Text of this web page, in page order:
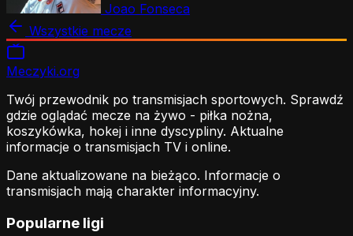
Joao Fonseca
Wszystkie mecze
Meczyki.org
Twój przewodnik po transmisjach sportowych. Sprawdź
gdzie oglądać mecze na żywo - piłka nożna,
koszykówka, hokej i inne dyscypliny. Aktualne
informacje o transmisjach TV i online.
Dane aktualizowane na bieżąco. Informacje o
transmisjach mają charakter informacyjny.
Popularne ligi